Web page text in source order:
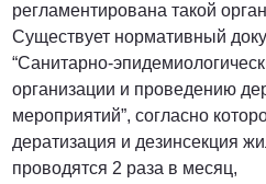
регламентирована такой
Существует нормативный
“Санитарно-
организации и проведению
мероприятий”, согласно
дератизация и дезинсекция
проводятся 2 раза в месяц,